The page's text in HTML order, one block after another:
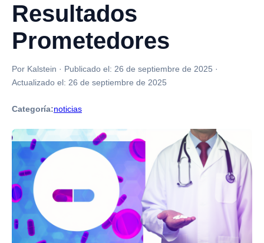
Resultados
Prometedores
Por Kalstein · Publicado el: 26 de septiembre de 2025 ·
Actualizado el: 26 de septiembre de 2025
Categoría:noticias